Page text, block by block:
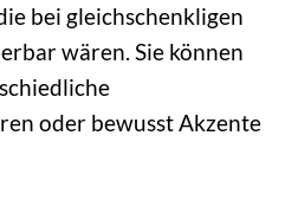
bei gleichschenkligen
wären. Sie können
oder bewusst Akzente